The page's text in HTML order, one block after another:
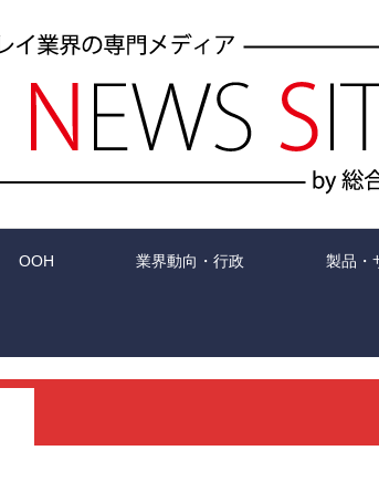
OOH 業界動向・行政 製品・